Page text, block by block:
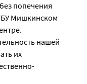
попечения
Мишкинском
нашей
их